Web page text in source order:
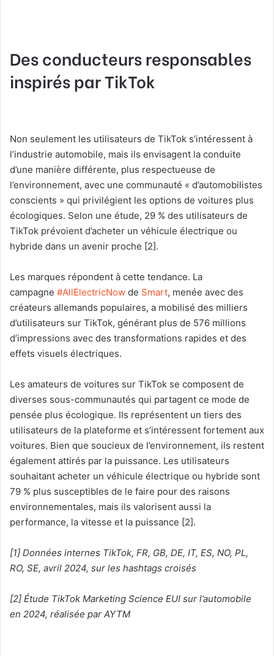
Des conducteurs responsables
inspirés par TikTok
Non seulement les utilisateurs de TikTok s’intéressent à
l’industrie automobile, mais ils envisagent la conduite
d’une manière différente, plus respectueuse de
l’environnement, avec une communauté « d’automobilistes
conscients » qui privilégient les options de voitures plus
écologiques. Selon une étude, 29 % des utilisateurs de
TikTok prévoient d’acheter un véhicule électrique ou
hybride dans un avenir proche [2].
Les marques répondent à cette tendance. La
campagne #AllElectricNow de Smart, menée avec des
créateurs allemands populaires, a mobilisé des milliers
d’utilisateurs sur TikTok, générant plus de 576 millions
d’impressions avec des transformations rapides et des
effets visuels électriques.
Les amateurs de voitures sur TikTok se composent de
diverses sous-communautés qui partagent ce mode de
pensée plus écologique. Ils représentent un tiers des
utilisateurs de la plateforme et s’intéressent fortement aux
voitures. Bien que soucieux de l’environnement, ils restent
également attirés par la puissance. Les utilisateurs
souhaitant acheter un véhicule électrique ou hybride sont
79 % plus susceptibles de le faire pour des raisons
environnementales, mais ils valorisent aussi la
performance, la vitesse et la puissance [2].
[1] Données internes TikTok, FR, GB, DE, IT, ES, NO, PL,
RO, SE, avril 2024, sur les hashtags croisés
[2] Étude TikTok Marketing Science EUI sur l’automobile
en 2024, réalisée par AYTM